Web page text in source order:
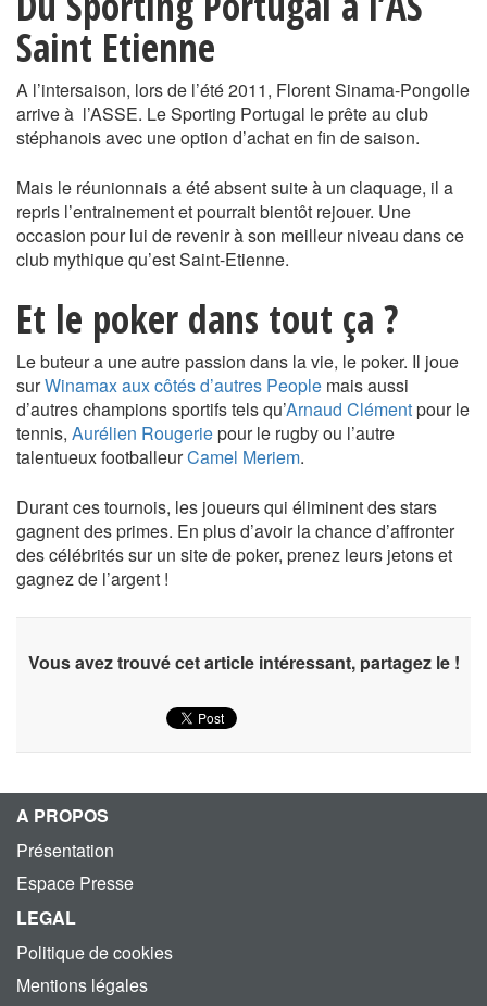
Saint Etienne
A l’intersaison, lors de l’été 2011, Florent Sinama-Pongolle
arrive à l’ASSE. Le Sporting Portugal le prête au club
stéphanois avec une option d’achat en fin de saison.
Mais le réunionnais a été absent suite à un claquage, il a
repris l’entrainement et pourrait bientôt rejouer. Une
occasion pour lui de revenir à son meilleur niveau dans ce
club mythique qu’est Saint-Etienne.
Et le poker dans tout ça ?
Le buteur a une autre passion dans la vie, le poker. Il joue
surWinamax aux côtés d’autres People mais aussi
d’autres champions sportifs tels qu’Arnaud Clémentpour le
tennis, Aurélien Rougeriepour le rugby ou l’autre
talentueux footballeurCamel Meriem.
Durant ces tournois, les joueurs qui éliminent des stars
gagnent des primes. En plus d’avoir la chance d’affronter
des célébrités sur un site de poker, prenez leurs jetons et
gagnez de l’argent !
Vous avez trouvé cet article intéressant, partagez le !
A PROPOS
Présentation
Espace Presse
LEGAL
Politique de cookies
Mentions légales